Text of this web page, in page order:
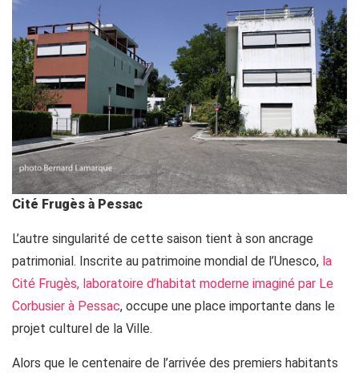
Cité Frugès à Pessac
L’autre singularité de cette saison tient à son ancrage
patrimonial. Inscrite au patrimoine mondial de l’Unesco, la
Cité Frugès, laboratoire d’habitat moderne imaginé par Le
Corbusier à Pessac, occupe une place importante dans le
projet culturel de la Ville.
Alors que le centenaire de l’arrivée des premiers habitants